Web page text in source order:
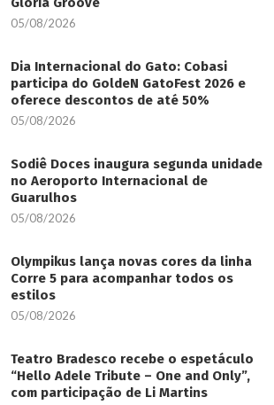
05/08/2026
Dia Internacional do Gato: Cobasi
participa do GoldeN GatoFest 2026 e
oferece descontos de até 50%
05/08/2026
Sodiê Doces inaugura segunda unidade
no Aeroporto Internacional de
Guarulhos
05/08/2026
Olympikus lança novas cores da linha
Corre 5 para acompanhar todos os
estilos
05/08/2026
Teatro Bradesco recebe o espetáculo
“Hello Adele Tribute – One and Only”,
com participação de Li Martins